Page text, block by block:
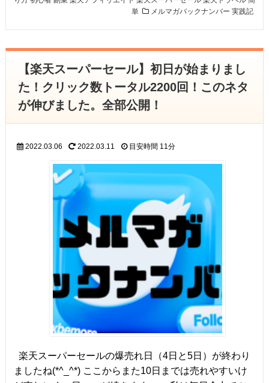
単
メルマガバックナンバー 実践記
【楽天スーパーセール】初日が始まりまし
た！クリック数トータル2200回！このネタ
が伸びました。全部公開！
2022.03.06 2022.03.11 目安時間 11分
楽天スーパーセールの爆売れ日（4日と5日）が終わり
ましたね(*^_^*) ここからまた10日までは売れやすいけ